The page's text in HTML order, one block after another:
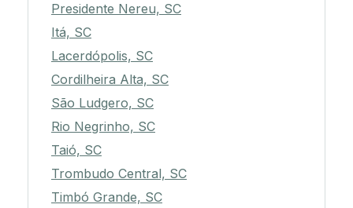
Presidente Nereu, SC
Itá, SC
Lacerdópolis, SC
Cordilheira Alta, SC
São Ludgero, SC
Rio Negrinho, SC
Taió, SC
Trombudo Central, SC
Timbó Grande, SC